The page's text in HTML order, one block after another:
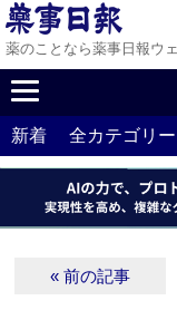
薬のことなら薬事日報ウ
新着 全カテゴリー
« 前の記事